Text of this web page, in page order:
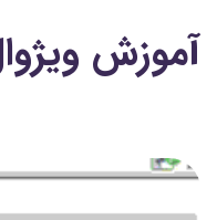
آموزش